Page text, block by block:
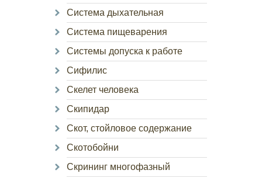
Система дыхательная
Система пищеварения
Системы допуска к работе
Сифилис
Скелет человека
Скипидар
Скот, стойловое содержание
Скотобойни
Скрининг многофазный